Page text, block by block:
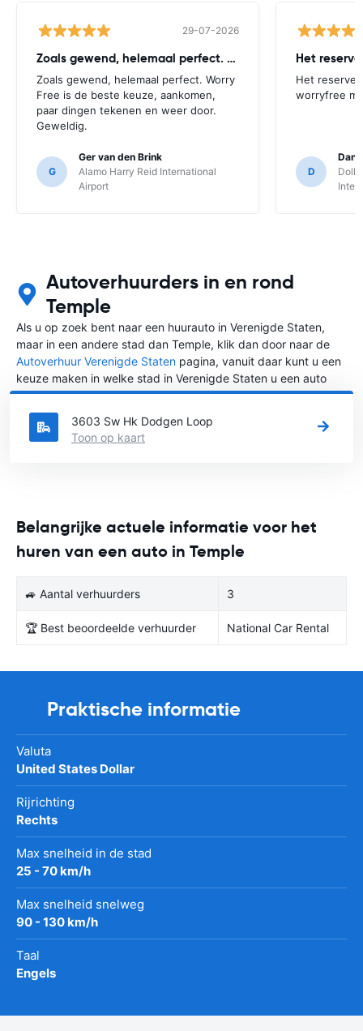
29-07-2026
Zoals gewend, helemaal perfect. Worry
Zoals gewend, helemaal perfect. Worry
Free is de beste keuze, aankomen,
paar dingen tekenen en weer door.
Geweldig.
G
Ger van den Brink
Alamo Harry Reid International
Airport
Het
Het
worryfree
D
Autoverhuurders in en rond
Temple
Als u op zoek bent naar een huurauto in Verenigde Staten,
maar in een andere stad dan Temple, klik dan door naar de
Autoverhuur Verenigde Staten pagina, vanuit daar kunt u een
keuze maken in welke stad in Verenigde Staten u een auto
huren wilt.
3603 Sw Hk Dodgen Loop
Toon op kaart
Belangrijke actuele informatie voor het
huren van een auto in Temple
🚙 Aantal verhuurders 3
🏆 Best beoordeelde verhuurder National Car Rental
Praktische informatie
Valuta
United States Dollar
Rijrichting
Rechts
Max snelheid in de stad
25 - 70 km/h
Max snelheid snelweg
90 - 130 km/h
Taal
Engels